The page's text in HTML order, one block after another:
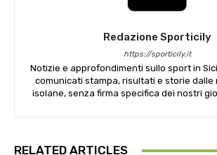
Redazione Sporticily
https://sporticily.it
Notizie e approfondimenti sullo sport in
comunicati stampa, risultati e storie dalle
isolane, senza firma specifica dei nostri
RELATED ARTICLES